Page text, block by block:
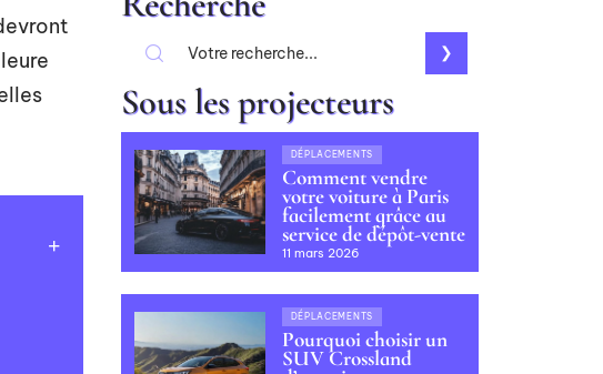
Sous les projecteurs
DÉPLACEMENTS
Comment vendre
votre voiture à Paris
facilement grâce au
service de dépôt-vente
11 mars 2026
DÉPLACEMENTS
Pourquoi choisir un
SUV Crossland